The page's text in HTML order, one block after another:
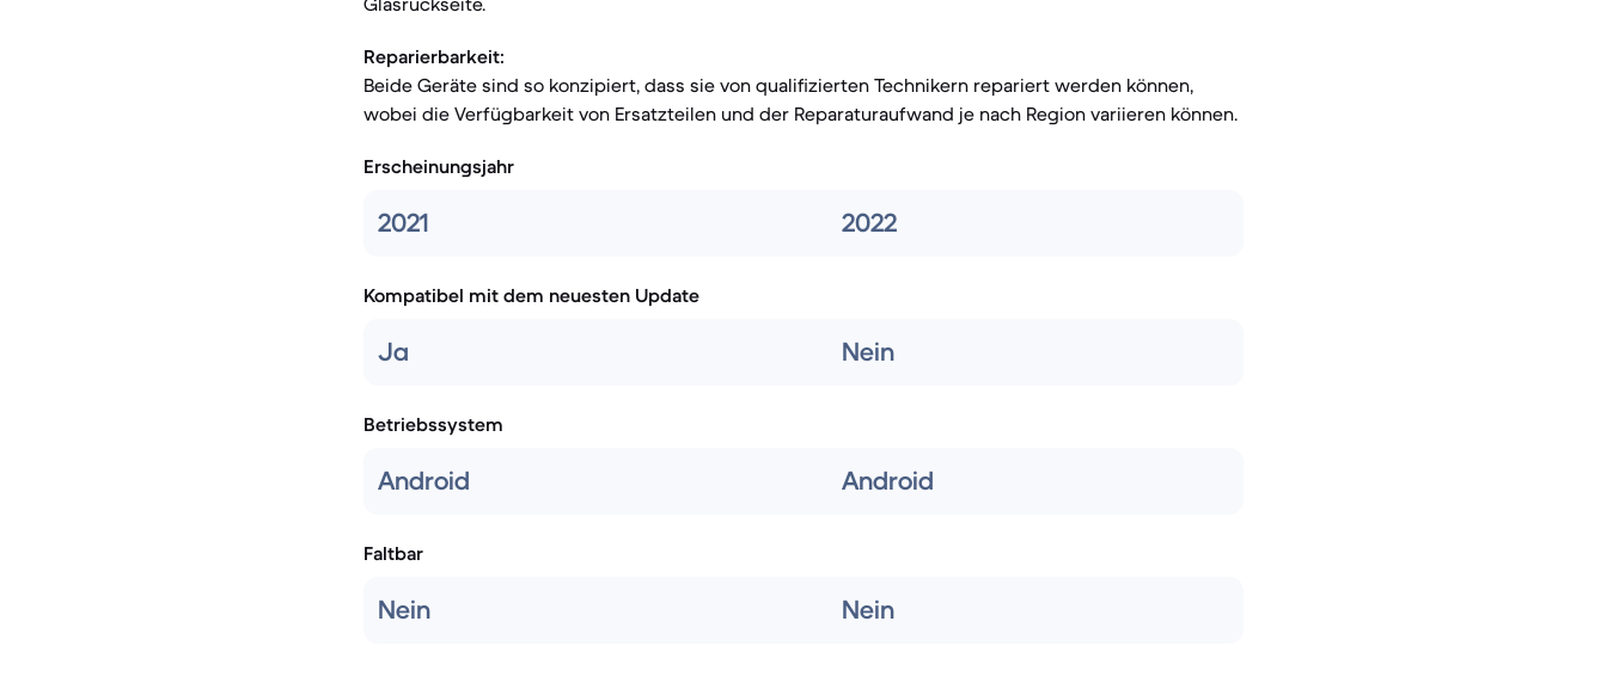
Reparierbarkeit:
Beide Geräte sind so konzipiert, dass sie von qualifizierten Technikern repariert werden können,
wobei die Verfügbarkeit von Ersatzteilen und der Reparaturaufwand je nach Region variieren können.
Erscheinungsjahr
2021 2022
Kompatibel mit dem neuesten Update
Ja Nein
Betriebssystem
Android Android
Faltbar
Nein Nein